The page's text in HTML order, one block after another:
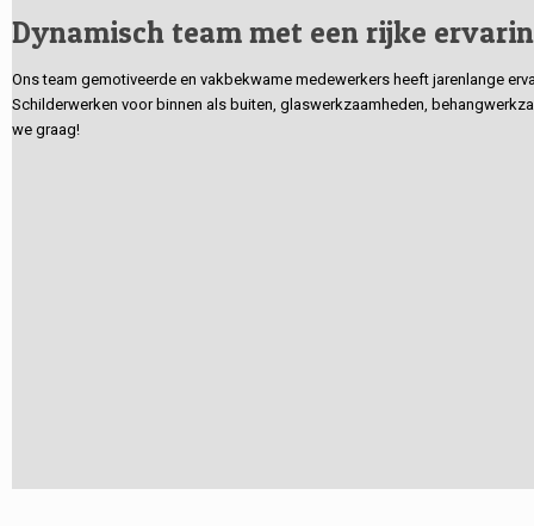
Dynamisch team met een rijke
Ons team gemotiveerde en vakbekwame medewerkers heeft jarenlange
Schilderwerken voor binnen als buiten, glaswerkzaamheden,
we graag!